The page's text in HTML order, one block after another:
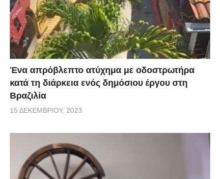
Ένα απρόβλεπτο ατύχημα με οδοστρωτήρα
κατά τη διάρκεια ενός δημόσιου έργου στη
Βραζιλία
15 ΔΕΚΕΜΒΡΊΟΥ, 2023